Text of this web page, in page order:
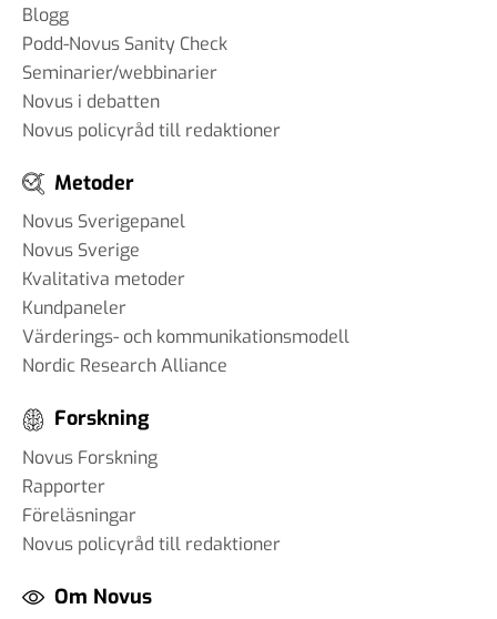
#81 Bruce Stokes -
Polariserade väljare och
medier: Hur påverkar det USA
Fredsundersökningar
13 sep 2024
#79 Michael Nitsche -
international
15 aug 2024
Blogg
Podd-Novus Sanity Check
Seminarier/webbinarier
Novus i debatten
Novus policyråd till redaktioner
Metoder
Novus Sverigepanel
Novus Sverige
Kvalitativa metoder
Kundpaneler
Värderings- och kommunikationsmodell
Nordic Research Alliance
Forskning
Novus Forskning
Rapporter
Föreläsningar
Novus policyråd till redaktioner
Om Novus